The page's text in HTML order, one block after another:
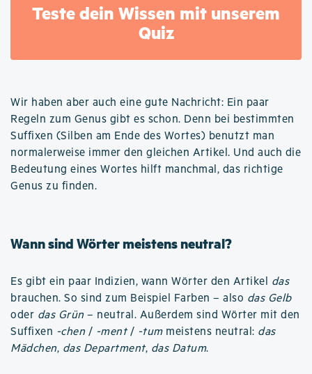
Teste dein Wissen mit unserem
Quiz
Wir haben aber auch eine gute Nachricht: Ein paar
Regeln zum Genus gibt es schon. Denn bei bestimmten
Suffixen (Silben am Ende des Wortes) benutzt man
normalerweise immer den gleichen Artikel. Und auch die
Bedeutung eines Wortes hilft manchmal, das richtige
Genus zu finden.
Wann sind Wörter meistens neutral?
Es gibt ein paar Indizien, wann Wörter den Artikel das
brauchen. So sind zum Beispiel Farben – also das Gelb
oder das Grün – neutral. Außerdem sind Wörter mit den
Suffixen -chen / -ment/ -tummeistens neutral: das
Mädchen, das Department, das Datum.